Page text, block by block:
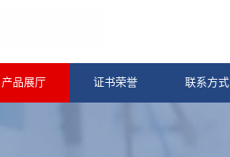
产品展厅 证书荣誉 联系方式